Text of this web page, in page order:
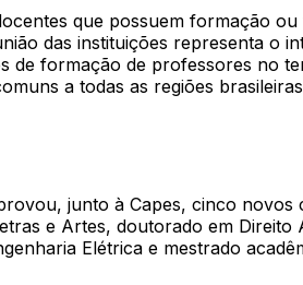
que possuem formação ou
das instituições representa o
de formação de professores no
a todas as regiões
junto à Capes, cinco novos
e Artes, doutorado em Direito
Elétrica e mestrado